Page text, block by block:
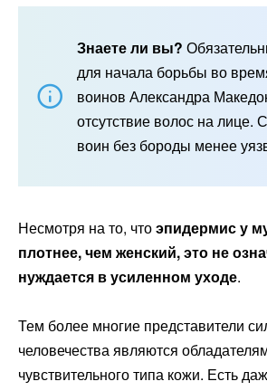
Знаете ли вы?
для начала борьбы во
воинов Александра
отсутствие волос на лице.
воин без бороды менее
Несмотря на то, чтоэпидермис у
плотнее, чем женский, это не
нуждается в усиленном уходе.
Тем более многие представители
человечества являются
чувствительного типа кожи. Есть